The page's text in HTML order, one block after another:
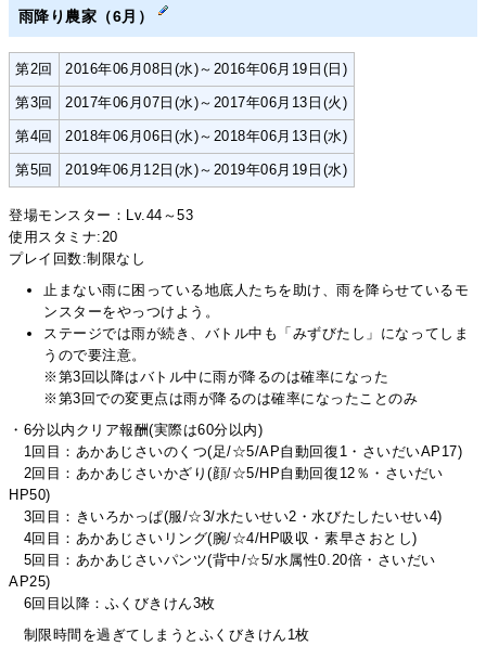
雨降り農家（6月）
第2回 2016年06月08日(水)～2016年06月19日(日)
第3回 2017年06月07日(水)～2017年06月13日(火)
第4回 2018年06月06日(水)～2018年06月13日(水)
第5回 2019年06月12日(水)～2019年06月19日(水)
登場モンスター：Lv.44～53
使用スタミナ:20
プレイ回数:制限なし
止まない雨に困っている地底人たちを助け、雨を降らせているモ
ンスターをやっつけよう。
ステージでは雨が続き、バトル中も「みずびたし」になってしま
うので要注意。
※第3回以降はバトル中に雨が降るのは確率になった
※第3回での変更点は雨が降るのは確率になったことのみ
・6分以内クリア報酬(実際は60分以内)
1回目：あかあじさいのくつ(足/☆5/AP自動回復1・さいだいAP17)
2回目：あかあじさいかざり(顔/☆5/HP自動回復12％・さいだい
HP50)
3回目：きいろかっぱ(服/☆3/水たいせい2・水びたしたいせい4)
4回目：あかあじさいリング(腕/☆4/HP吸収・素早さおとし)
5回目：あかあじさいパンツ(背中/☆5/水属性0.20倍・さいだい
AP25)
6回目以降：ふくびきけん3枚
制限時間を過ぎてしまうとふくびきけん1枚